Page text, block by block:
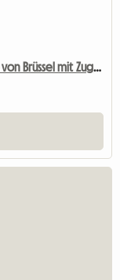
Gemütliches Loft (70M²) in der grünen Lunge von Brüssel mit Zugang zu